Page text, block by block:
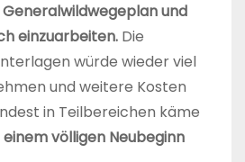
und
einzuarbeiten. Die
würde wieder viel
und weitere Kosten
in Teilbereichen käme
völligen Neubeginn